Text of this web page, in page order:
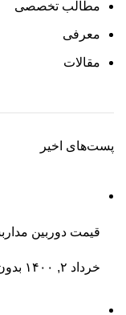
مطالب تخصصی
معرفی
مقالات
پست‌های اخیر
قیمت دوربین
خرداد ۲, ۱۴۰۰